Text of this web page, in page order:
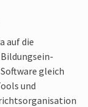
auf die
Bildungs­ein­
gleich
und